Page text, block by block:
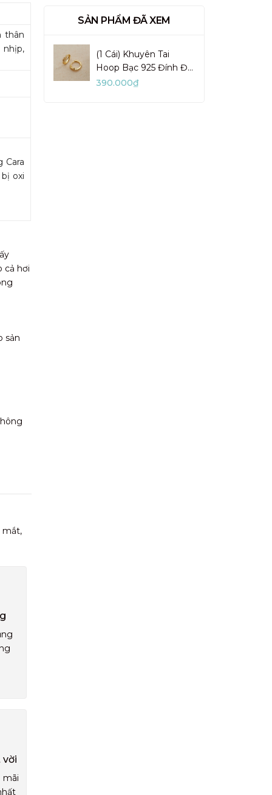
thân
nhịp,
Cara
oxi
cả hơi
sản
mắt,
vời
mãi
SẢN PHẨM ĐÃ XEM
(1 Cái) Khuyên Tai
Hoop Bạc 925 Đính Đá
Ngẫu Hứng Cành Hoa
390.000₫